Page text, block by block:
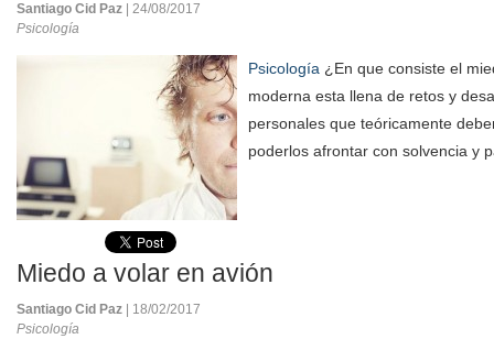
Santiago Cid Paz
| 24/08/2017
Psicología
Psicología ¿En que consiste el
moderna esta llena de retos y
personales que teóricamente
poderlos afrontar con solvencia y
Miedo a volar en avión
Santiago Cid Paz
| 18/02/2017
Psicología